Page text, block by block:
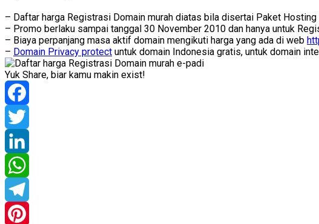
– Daftar harga Registrasi Domain murah diatas bila disertai Paket Hosting
– Promo berlaku sampai tanggal 30 November 2010 dan hanya untuk
– Biaya perpanjang masa aktif domain mengikuti harga yang ada di web
– Domain Privacy protect untuk domain Indonesia gratis, untuk domain
Yuk Share, biar kamu makin exist!
Facebook
Twitter
LinkedIn
WhatsApp
Telegram